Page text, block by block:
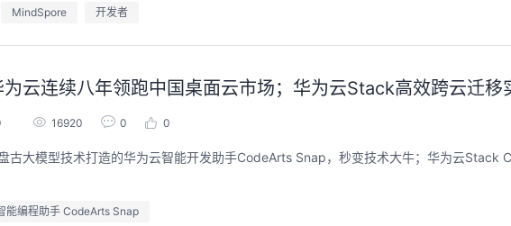
MindSpore 开发者
为云连续八年领跑中国桌面云市场；华为云Stack高效跨云迁移
16920 0 0
古大模型技术打造的华为云智能开发助手CodeArts Snap，秒变技术大牛；华为云Stack
能编程助手 CodeArts Snap